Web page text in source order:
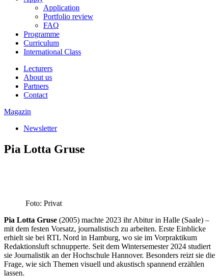
Application
Portfolio review
FAQ
Programme
Curriculum
International Class
Lecturers
About us
Partners
Contact
Magazin
Newsletter
Pia Lotta Gruse
Foto: Privat
Pia Lotta Gruse (2005) machte 2023 ihr Abitur in Halle (Saale) –
mit dem festen Vorsatz, journalistisch zu arbeiten. Erste Einblicke
erhielt sie bei RTL Nord in Hamburg, wo sie im Vorpraktikum
Redaktionsluft schnupperte. Seit dem Wintersemester 2024 studiert
sie Journalistik an der Hochschule Hannover. Besonders reizt sie die
Frage, wie sich Themen visuell und akustisch spannend erzählen
lassen.